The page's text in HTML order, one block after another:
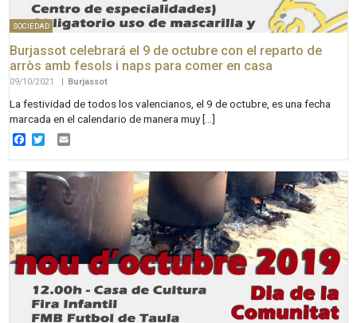
SOCIEDAD
Burjassot celebrará el 9 de octubre con el reparto de
arròs amb fesols i naps para comer en casa
09/10/2021 Burjassot
La festividad de todos los valencianos, el 9 de octubre, es una fecha
marcada en el calendario de manera muy […]
Facebook
Twitter